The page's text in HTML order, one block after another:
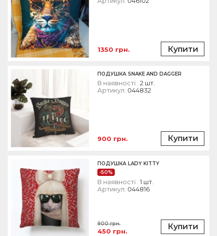
1350 грн. Купити
В наявності : 2 шт.
Артикул: 044832
ПОДУШКА SNAKE AND DAGGER
900 грн. Купити
В наявності : 1 шт.
Артикул: 044816
-50%
ПОДУШКА LADY KITTY
900 грн.
450 грн. Купити